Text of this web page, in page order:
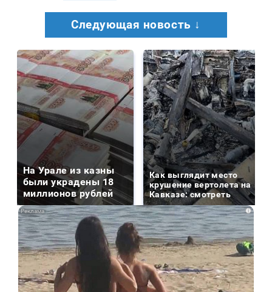
Следующая новость ↓
На Урале из казны
были украдены 18
миллионов рублей
Как выглядит место
крушение вертолета на
Кавказе: смотреть
i